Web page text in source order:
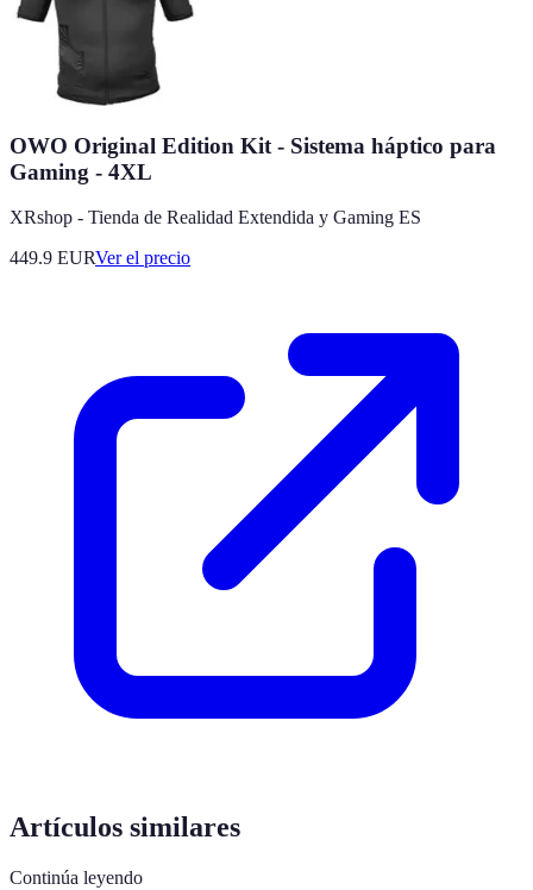
OWO Original Edition Kit - Sistema háptico para
Gaming - 4XL
XRshop - Tienda de Realidad Extendida y Gaming ES
449.9 EURVer el precio
Artículos similares
Continúa leyendo